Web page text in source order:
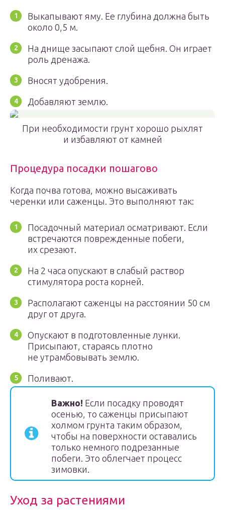
Выкапывают яму. Ее глубина должна быть
около 0,5 м.
На днище засыпают слой щебня. Он играет
роль дренажа.
Вносят удобрения.
Добавляют землю.
При необходимости грунт хорошо рыхлят
и избавляют от камней
Процедура посадки пошагово
Когда почва готова, можно высаживать
черенки или саженцы. Это выполняют так:
Посадочный материал осматривают. Если
встречаются поврежденные побеги,
их срезают.
На 2 часа опускают в слабый раствор
стимулятора роста корней.
Располагают саженцы на расстоянии 50 см
друг от друга.
Опускают в подготовленные лунки.
Присыпают, стараясь плотно
не утрамбовывать землю.
Поливают.
Важно! Если посадку проводят
осенью, то саженцы присыпают
холмом грунта таким образом,
чтобы на поверхности оставались
только немного подрезанные
побеги. Это облегчает процесс
зимовки.
Уход за растениями